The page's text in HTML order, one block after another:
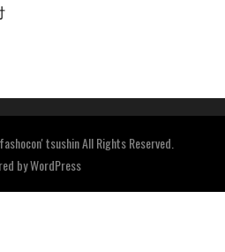
tsushin All Rights Reserved.
byWordPress